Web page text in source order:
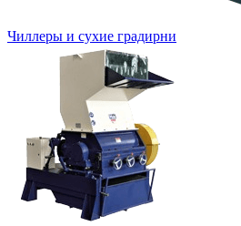
Чиллеры и сухие градирни